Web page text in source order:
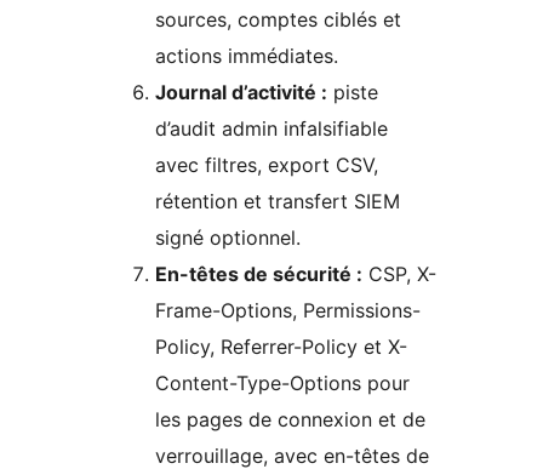
sources, comptes ciblés et
actions immédiates.
Journal d’activité : piste
d’audit admin infalsifiable
avec filtres, export CSV,
rétention et transfert SIEM
signé optionnel.
En-têtes de sécurité : CSP, X-
Frame-Options, Permissions-
Policy, Referrer-Policy et X-
Content-Type-Options pour
les pages de connexion et de
verrouillage, avec en-têtes de